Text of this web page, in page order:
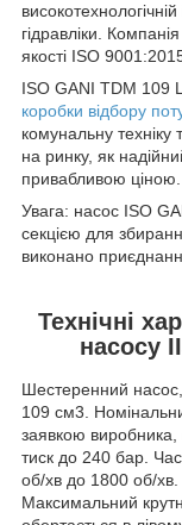
гідравліки.
якості ISO
ISO GANI TDM 109
коробки відбору
комунальну
на ринку, як
привабливою ціною.
Увага: насос ISO
секцією для
виконано
Технічні
насосу
Шестеренний
109 см3 .
заявкою виробника,
тиск до 240 бар.
об/хв до 1800 об/хв.
Максимальний